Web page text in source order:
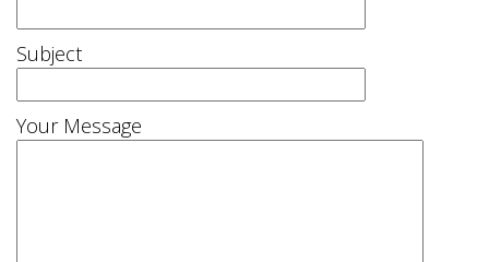
Subject
Your Message